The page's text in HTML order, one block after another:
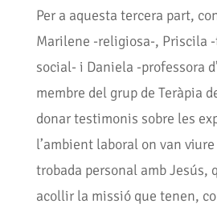
Per a aquesta tercera part,
Marilene -religiosa-, Priscila
social- i Daniela -professora
membre del grup de Teràpia
donar testimonis sobre les
l’ambient laboral on van
trobada personal amb Jesús,
acollir la missió que tenen,